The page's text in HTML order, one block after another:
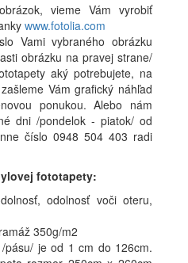
vieme Vám vyrobiť
www.fotolia.com
Vami vybraného obrázku
obrázku na pravej strane/
aký potrebujete, na
Vám grafický náhľad
ponukou. Alebo nám
dni /pondelok - piatok/ od
číslo 0948 504 403 radi
fototapety:
odolnosť voči oteru,
350g/m2
pásu/ je od 1 cm do 126cm.